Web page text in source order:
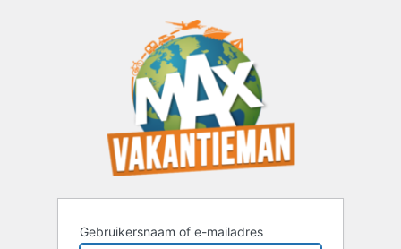
Gebruikersnaam of e-mailadres